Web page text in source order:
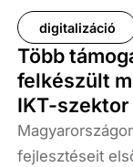
digitalizáció
Több
felkészült
IKT-szektor
fejlesztéseit